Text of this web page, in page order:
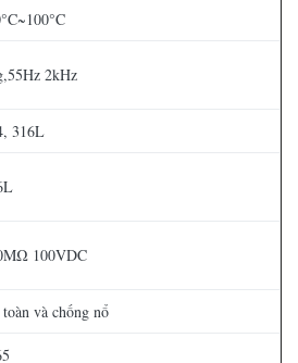
2kHz
316L
100VDC
và chống nổ